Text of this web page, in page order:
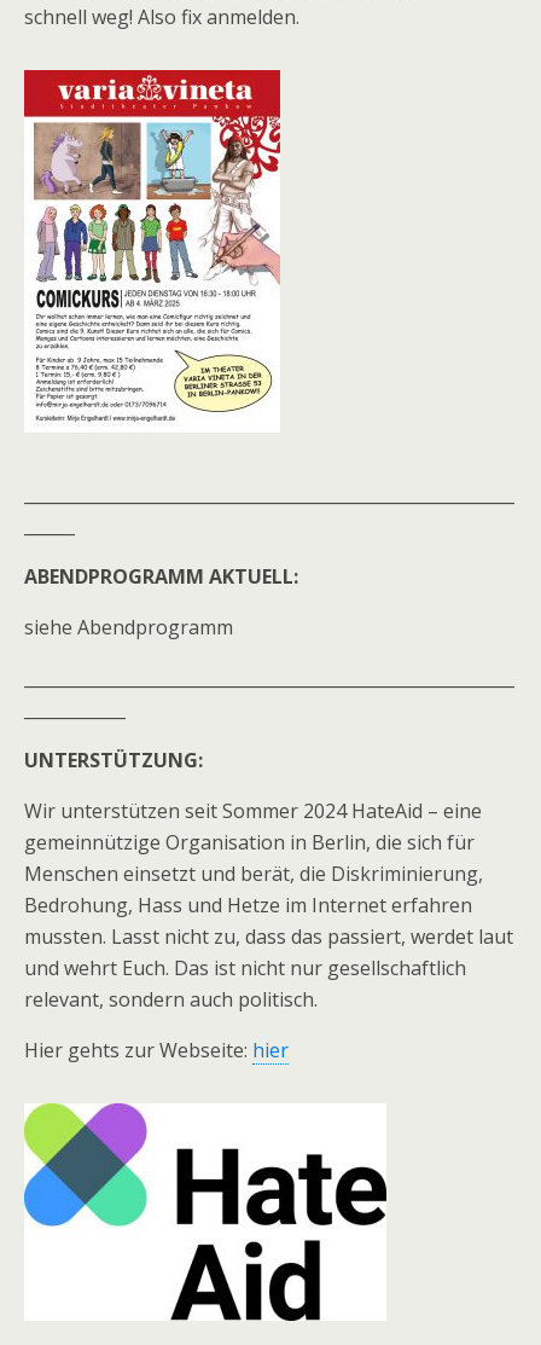
schnell weg! Also fix anmelden.
ABENDPROGRAMM AKTUELL:
siehe Abendprogramm
UNTERSTÜTZUNG:
Wir unterstützen seit Sommer 2024 HateAid – eine
gemeinnützige Organisation in Berlin, die sich für
Menschen einsetzt und berät, die Diskriminierung,
Bedrohung, Hass und Hetze im Internet erfahren
mussten. Lasst nicht zu, dass das passiert, werdet laut
und wehrt Euch. Das ist nicht nur gesellschaftlich
relevant, sondern auch politisch.
Hier gehts zur Webseite: hier